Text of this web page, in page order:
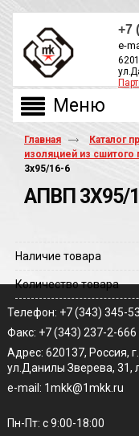
+7
e-
Главная Каталог
изоляцией из сшитого
3х95/16-6
АПВП 3Х95/
Наличие товара
Количество товара
Телефон: +7 (343) 345-
Факс: +7 (343) 237-2-666
Адрес: 620137, Россия,
ул.Данилы Зверева, 31,
e-mail: 1mkk@1mkk.ru
Пн-Пт: с 9:00-18:00